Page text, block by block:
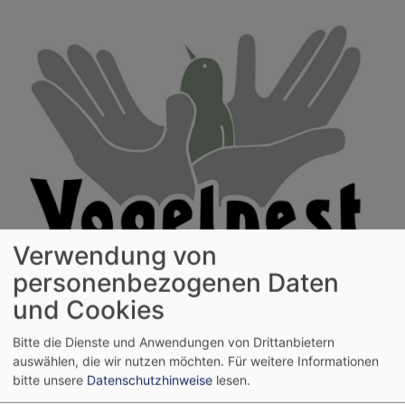
Evangelische Kinderkrippe
Vogelnest
Hauptnavigation
Verwendung von
personenbezogenen Daten
und Cookies
Bitte die Dienste und Anwendungen von Drittanbietern
auswählen, die wir nutzen möchten. Für weitere Informationen
bitte unsere Datenschutzhinweise lesen.